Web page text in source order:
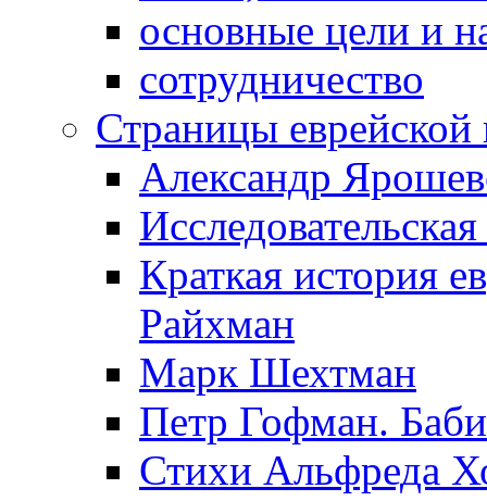
основные цели и
сотрудничество
Страницы
Александр
Краткая история
Райхман
Марк Шехтман
Петр Гофман.
Стихи Альфреда